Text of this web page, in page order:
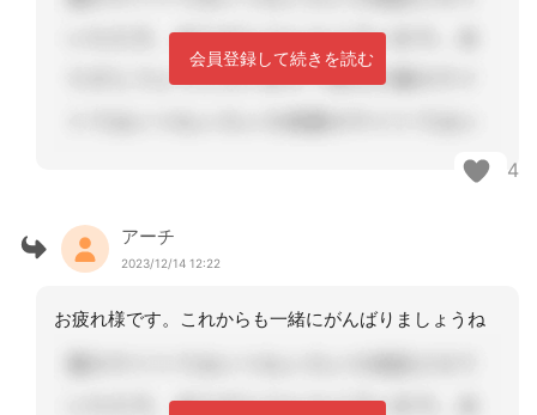
会員登録して続きを読む
4
アーチ
2023/12/14 12:22
お疲れ様です。これからも一緒にがんばりましょうね